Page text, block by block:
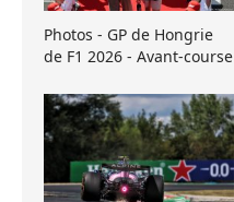
Photos - GP de Hongrie
de F1 2026 - Avant-course